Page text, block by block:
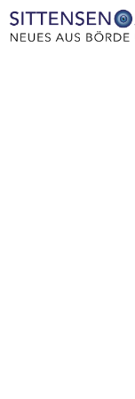
Zum
Inhalt